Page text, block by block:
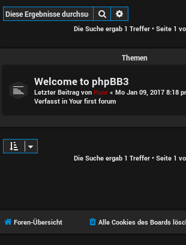
Suche
Die Suche ergab 1 Treffer • Seite 1
Themen
Welcome to phpBB3
Letzter Beitrag von Huor « Mo Jan 09, 2017 8:18
Verfasst in Your first forum
Die Suche ergab 1 Treffer • Seite 1
Foren-Übersicht Alle Cookies des Boards